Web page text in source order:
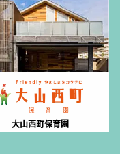
大山西町保育園